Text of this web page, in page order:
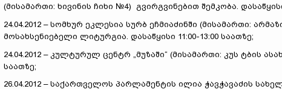
(მისამართი: ხივინის ჩიხი №4) გვირგვინებით შემკობა.
24.04.2012 – სომხურ ეკლესია სურბ ეჩმიაძინში (მისამართი:
მოსახსენიებელი ლიტურგია. დასაწყისი 11:00-13:00 საათზე;
24.04.2012 – კულტურულ ცენტრ „მუზაში“ (მისამართი: კუს ტბის
საათზე;
26.04.2012 – საქართველოს პარლამენტის ილია ჭავჭავაძის